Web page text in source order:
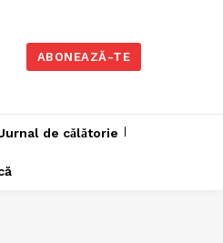
ABONEAZĂ-TE
de cǎlǎtorie